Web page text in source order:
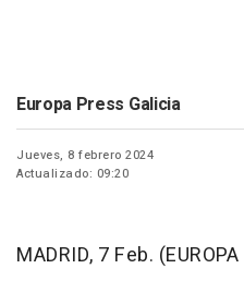
Europa Press Galicia
Jueves, 8 febrero 2024
Actualizado: 09:20
MADRID, 7 Feb.